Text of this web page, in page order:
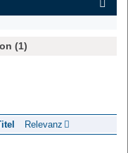
(1)
Relevanz